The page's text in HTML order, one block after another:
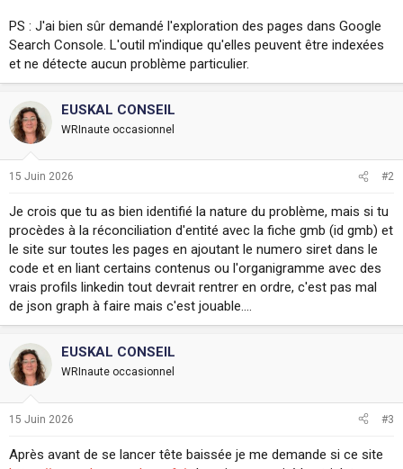
PS : J'ai bien sûr demandé l'exploration des pages dans Google
Search Console. L'outil m'indique qu'elles peuvent être indexées
et ne détecte aucun problème particulier.
EUSKAL CONSEIL
WRInaute occasionnel
15 Juin 2026 #2
Je crois que tu as bien identifié la nature du problème, mais si tu
procèdes à la réconciliation d'entité avec la fiche gmb (id gmb) et
le site sur toutes les pages en ajoutant le numero siret dans le
code et en liant certains contenus ou l'organigramme avec des
vrais profils linkedin tout devrait rentrer en ordre, c'est pas mal
de json graph à faire mais c'est jouable....
EUSKAL CONSEIL
WRInaute occasionnel
15 Juin 2026 #3
Après avant de se lancer tête baissée je me demande si ce site